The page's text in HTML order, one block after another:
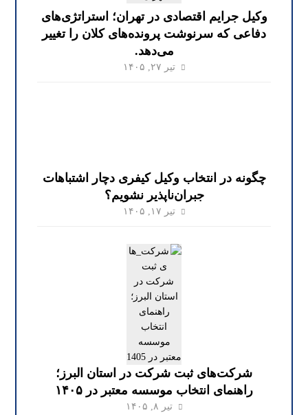
وکیل جرایم اقتصادی در تهران؛ استراتژی‌های
دفاعی که سرنوشت پرونده‌های کلان را تغییر
می‌دهد.
تیر ۲۷, ۱۴۰۵
چگونه در انتخاب وکیل کیفری دچار اشتباهات
جبران‌ناپذیر نشویم؟
تیر ۱۷, ۱۴۰۵
شرکت‌های ثبت شرکت در استان البرز؛
راهنمای انتخاب موسسه معتبر در ۱۴۰۵
تیر ۸, ۱۴۰۵